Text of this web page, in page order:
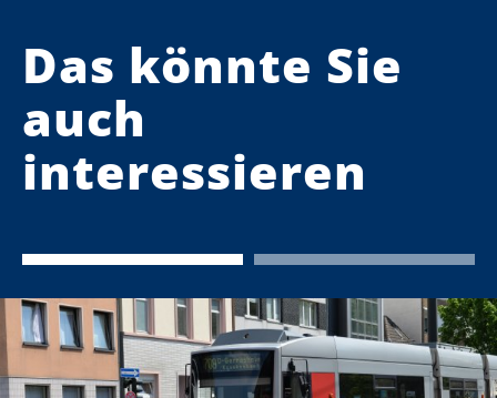
Das könnte Sie
auch
interessieren